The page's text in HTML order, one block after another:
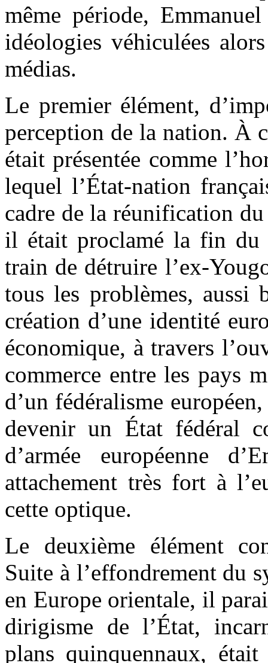
même période,
idéologies véhiculées
médias.
Le premier élément,
perception de la nation. À
était présentée comme
lequel l’État-nation
cadre de la réunification
il était proclamé la fin du
train de détruire l’ex-
tous les problèmes, aussi
création d’une identité
économique, à travers
commerce entre les pays
d’un fédéralisme
devenir un État fédéral
d’armée européenne
attachement très fort à
cette optique.
Le deuxième élément
Suite à l’effondrement du
en Europe orientale, il
dirigisme de l’État,
plans quinquennaux,